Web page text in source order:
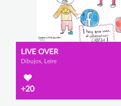
LIVE OVER
Dibujos, Leire
+20